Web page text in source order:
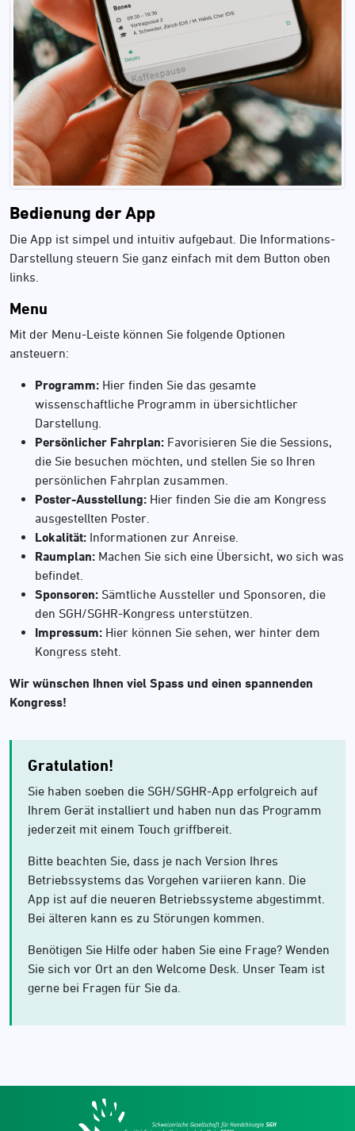
Bedienung der App
Die App ist simpel und intuitiv aufgebaut. Die Informations-
Darstellung steuern Sie ganz einfach mit dem Button oben
links.
Menu
Mit der Menu-Leiste können Sie folgende Optionen
ansteuern:
Programm: Hier finden Sie das gesamte
wissenschaftliche Programm in übersichtlicher
Darstellung.
Persönlicher Fahrplan: Favorisieren Sie die Sessions,
die Sie besuchen möchten, und stellen Sie so Ihren
persönlichen Fahrplan zusammen.
Poster-Ausstellung: Hier finden Sie die am Kongress
ausgestellten Poster.
Lokalität: Informationen zur Anreise.
Raumplan: Machen Sie sich eine Übersicht, wo sich was
befindet.
Sponsoren: Sämtliche Aussteller und Sponsoren, die
den SGH/SGHR-Kongress unterstützen.
Impressum: Hier können Sie sehen, wer hinter dem
Kongress steht.
Wir wünschen Ihnen viel Spass und einen spannenden
Kongress!
Gratulation!
Sie haben soeben die SGH/SGHR-App erfolgreich auf
Ihrem Gerät installiert und haben nun das Programm
jederzeit mit einem Touch griffbereit.
Bitte beachten Sie, dass je nach Version Ihres
Betriebssystems das Vorgehen variieren kann. Die
App ist auf die neueren Betriebssysteme abgestimmt.
Bei älteren kann es zu Störungen kommen.
Benötigen Sie Hilfe oder haben Sie eine Frage? Wenden
Sie sich vor Ort an den Welcome Desk. Unser Team ist
gerne bei Fragen für Sie da.